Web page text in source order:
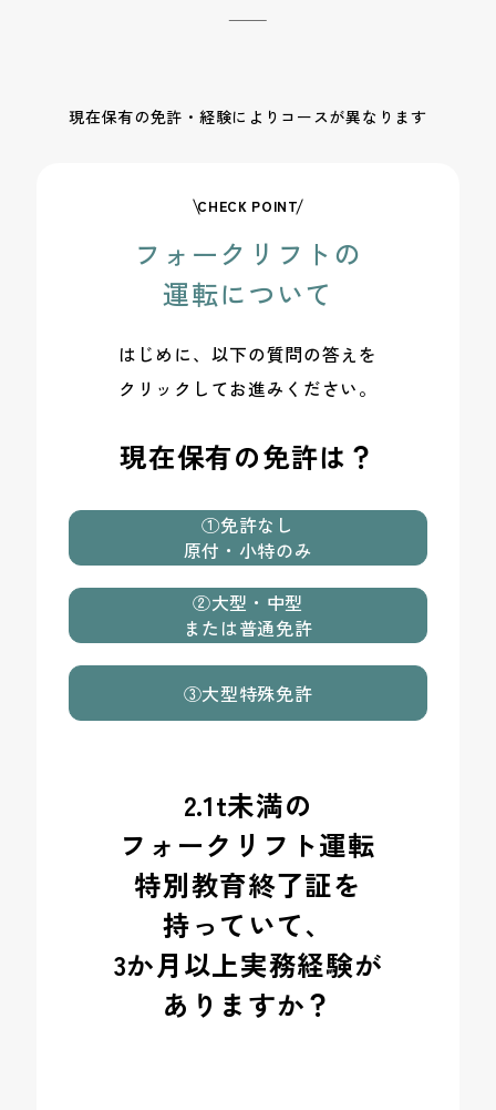
現在保有の免許・経験によりコースが異なります
CHECK POINT
フォークリフトの
運転について
はじめに、以下の質問の答えを
クリックしてお進みください。
現在保有の免許は？
①免許なし
原付・小特のみ
②大型・中型
または普通免許
③大型特殊免許
2.1t未満の
フォークリフト運転
特別教育終了証を
持っていて、
3か月以上実務経験が
ありますか？